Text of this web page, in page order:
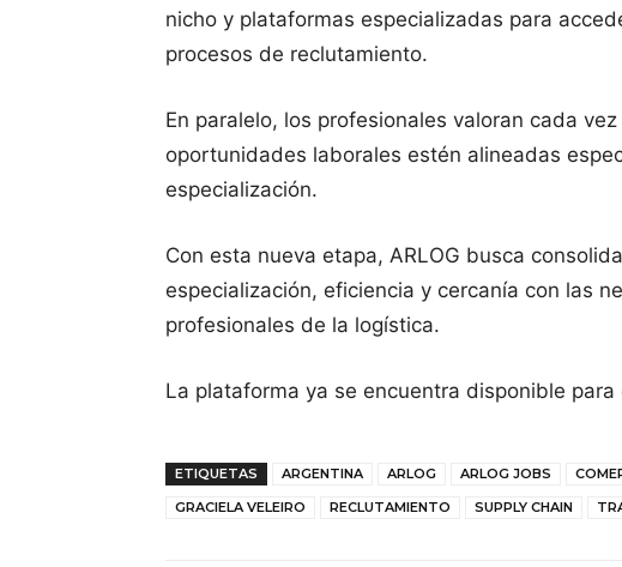
nicho y plataformas especializadas para
procesos de reclutamiento.
En paralelo, los profesionales valoran cada
oportunidades laborales estén alineadas
especialización.
Con esta nueva etapa, ARLOG busca
especialización, eficiencia y cercanía con las
profesionales de la logística.
La plataforma ya se encuentra disponible
ETIQUETAS ARGENTINA ARLOG ARLOG JOBS
GRACIELA VELEIRO
RECLUTAMIENTO SUPPLY CHAIN